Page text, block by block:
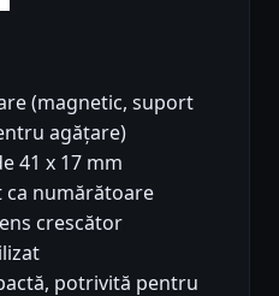
(magnetic, suport
agățare)
41 x 17 mm
ca numărătoare
crescător
potrivită pentru